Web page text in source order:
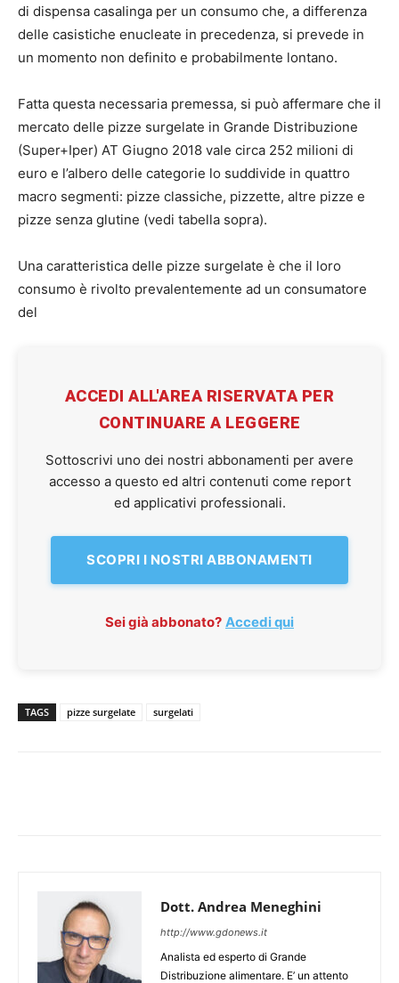
di dispensa casalinga per un consumo che, a differenza
delle casistiche enucleate in precedenza, si prevede in
un momento non definito e probabilmente lontano.
Fatta questa necessaria premessa, si può affermare che il
mercato delle pizze surgelate in Grande Distribuzione
(Super+Iper) AT Giugno 2018 vale circa 252 milioni di
euro e l’albero delle categorie lo suddivide in quattro
macro segmenti: pizze classiche, pizzette, altre pizze e
pizze senza glutine (vedi tabella sopra).
Una caratteristica delle pizze surgelate è che il loro
consumo è rivolto prevalentemente ad un consumatore
del
ACCEDI ALL'AREA RISERVATA PER
CONTINUARE A LEGGERE
Sottoscrivi uno dei nostri abbonamenti per avere
accesso a questo ed altri contenuti come report
ed applicativi professionali.
SCOPRI I NOSTRI ABBONAMENTI
Sei già abbonato? Accedi qui
TAGS pizze surgelate surgelati
Dott. Andrea Meneghini
http://www.gdonews.it
Analista ed esperto di Grande
Distribuzione alimentare. E’ un attento